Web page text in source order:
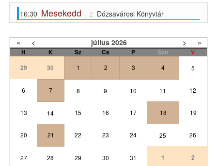
16:30 Mesekedd :: Dózsavárosi Könyvtár
« < július 2026 > »
H K Sz Cs P Szo
V
29
30 1 2 3 4 5
6 7 8 9 10 11 12
13 14 15 16 17 18 19
20 21 22 23 24 25 26
27 28 29 30 31 1 2